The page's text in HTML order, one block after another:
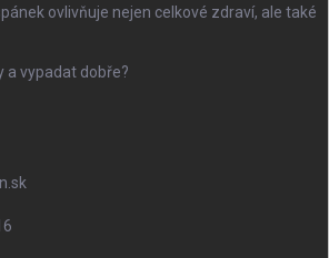
ovlivňuje nejen celkové zdraví, ale také
a vypadat dobře?